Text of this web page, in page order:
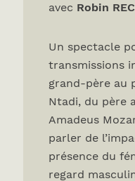
avec Robin
Un spectacle
transmissions
grand-père au
Ntadi, du père
Amadeus
parler de
présence du
regard